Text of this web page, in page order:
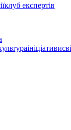
клуб експертів
ініціативи